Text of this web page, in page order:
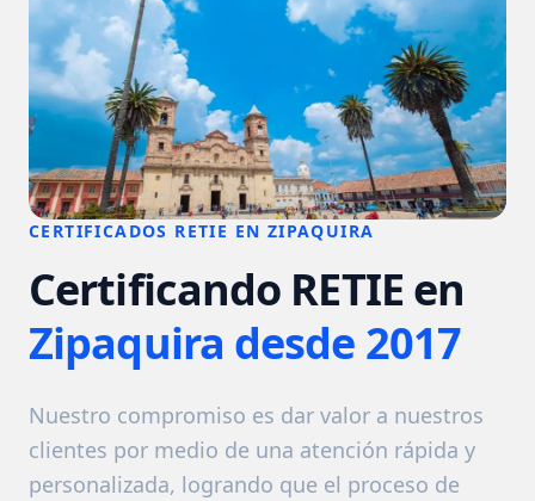
CERTIFICADOS RETIE EN ZIPAQUIRA
Certificando RETIE en
Zipaquira desde 2017
Nuestro compromiso es dar valor a nuestros
clientes por medio de una atención rápida y
personalizada, logrando que el proceso de